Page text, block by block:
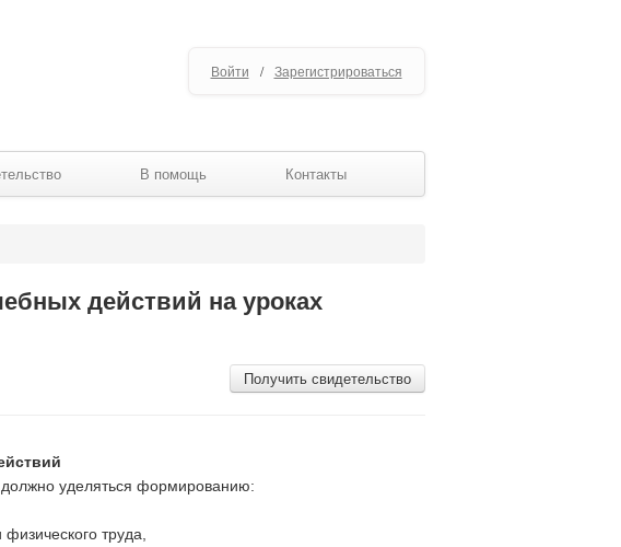
Войти / Зарегистрироваться
В помощь Контакты
действий на уроках
Получить свидетельство
уделяться формированию:
труда,